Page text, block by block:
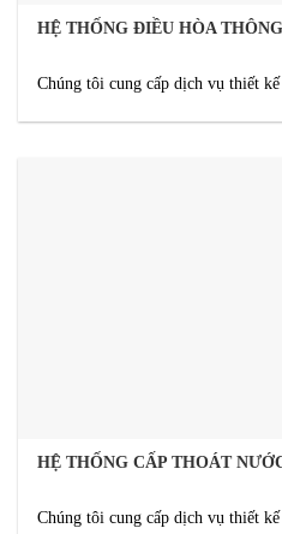
HỆ THỐNG ĐIỀU HÒA
Chúng tôi cung cấp dịch vụ thiết
HỆ THỐNG CẤP THOÁT
Chúng tôi cung cấp dịch vụ thiết